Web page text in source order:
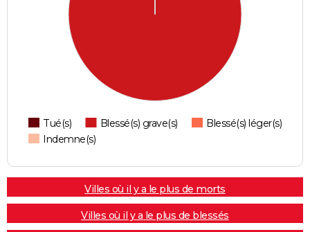
Tué(s) Blessé(s) grave(s)
Blessé(s) léger(s)
Indemne(s)
Villes où il y a le plus de morts
Villes où il y a le plus de blessés